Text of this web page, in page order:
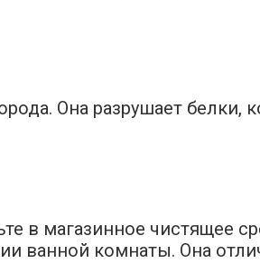
Она разрушает белки,
в магазинное чистящее
ванной комнаты. Она